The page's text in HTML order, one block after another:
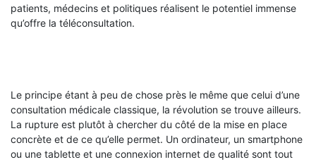
patients, médecins et politiques réalisent le potentiel immense
qu’offre la téléconsultation.
Le principe étant à peu de chose près le même que celui d’une
consultation médicale classique, la révolution se trouve ailleurs.
La rupture est plutôt à chercher du côté de la mise en place
concrète et de ce qu’elle permet. Un ordinateur, un smartphone
ou une tablette et une connexion internet de qualité sont tout